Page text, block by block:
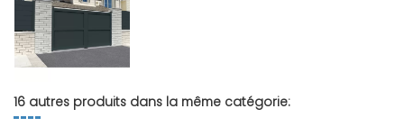
16 autres produits dans la même catégorie: